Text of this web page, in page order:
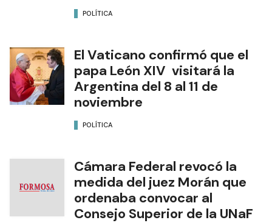
POLÍTICA
El Vaticano confirmó que el
papa León XIV visitará la
Argentina del 8 al 11 de
noviembre
POLÍTICA
Cámara Federal revocó la
medida del juez Morán que
ordenaba convocar al
Consejo Superior de la UNaF